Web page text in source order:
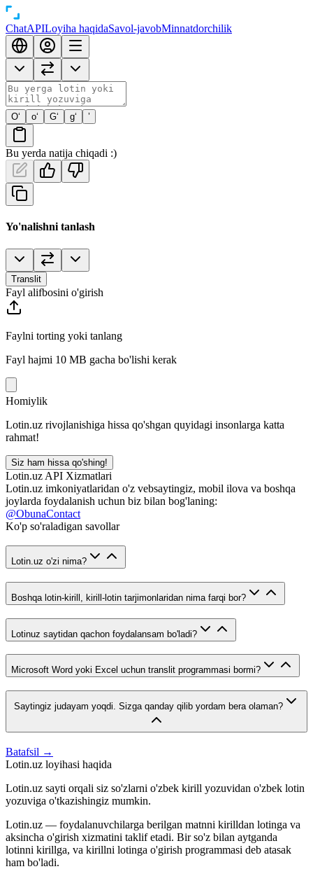
ChatAPILoyiha haqidaSavol-javobMinnatdorchilik
O‘ o‘ G‘ g‘ ’
Bu yerda natija chiqadi :)
Yo'nalishni tanlash
Translit
Fayl alifbosini o'girish
Faylni torting yoki tanlang
Fayl hajmi 10 MB gacha bo'lishi kerak
Homiylik
Lotin.uz rivojlanishiga hissa qo'shgan quyidagi insonlarga katta
rahmat!
Siz ham hissa qo'shing!
Lotin.uz API Xizmatlari
Lotin.uz imkoniyatlaridan o'z vebsaytingiz, mobil ilova va boshqa
joylarda foydalanish uchun biz bilan bog'laning:
@ObunaContact
Ko'p so'raladigan savollar
Lotin.uz o'zi nima?
Boshqa lotin-kirill, kirill-lotin tarjimonlaridan nima farqi bor?
Lotinuz saytidan qachon foydalansam bo'ladi?
Microsoft Word yoki Excel uchun translit programmasi bormi?
Saytingiz judayam yoqdi. Sizga qanday qilib yordam bera olaman?
Batafsil →
Lotin.uz loyihasi haqida
Lotin.uz sayti orqali siz so'zlarni o'zbek kirill yozuvidan o'zbek lotin
yozuviga o'tkazishingiz mumkin.
Lotin.uz — foydalanuvchilarga berilgan matnni kirilldan lotinga va
aksincha o'girish xizmatini taklif etadi. Bir so'z bilan aytganda
lotinni kirillga, va kirillni lotinga o'girish programmasi deb atasak
ham bo'ladi.